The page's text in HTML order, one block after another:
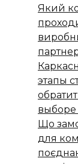
Який
этапы
выборе
Що
для